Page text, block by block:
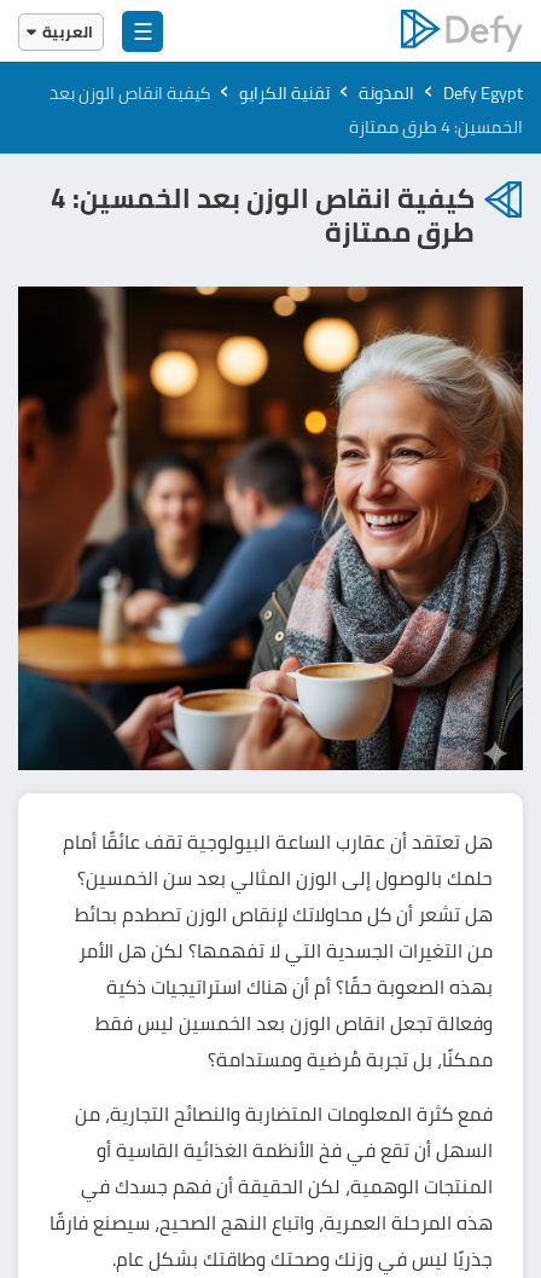
☰
العربية
English
العربية
Defy Egypt
› المدونة › تقنية الكرايو › كيفية انقاص الوزن بعد
الخمسين​: 4 طرق ممتازة
كيفية انقاص الوزن بعد الخمسين​: 4
طرق ممتازة
هل تعتقد أن عقارب الساعة البيولوجية تقف عائقًا أمام
حلمك بالوصول إلى الوزن المثالي بعد سن الخمسين؟
هل تشعر أن كل محاولاتك لإنقاص الوزن تصطدم بحائط
من التغيرات الجسدية التي لا تفهمها؟ لكن هل الأمر
بهذه الصعوبة حقًا؟ أم أن هناك استراتيجيات ذكية
وفعالة تجعل انقاص الوزن بعد الخمسين ليس فقط
ممكنًا، بل تجربة مُرضية ومستدامة؟
فمع كثرة المعلومات المتضاربة والنصائح التجارية، من
السهل أن تقع في فخ الأنظمة الغذائية القاسية أو
المنتجات الوهمية، لكن الحقيقة أن فهم جسدك في
هذه المرحلة العمرية، واتباع النهج الصحيح، سيصنع فارقًا
جذريًا ليس في وزنك وصحتك وطاقتك بشكل عام.